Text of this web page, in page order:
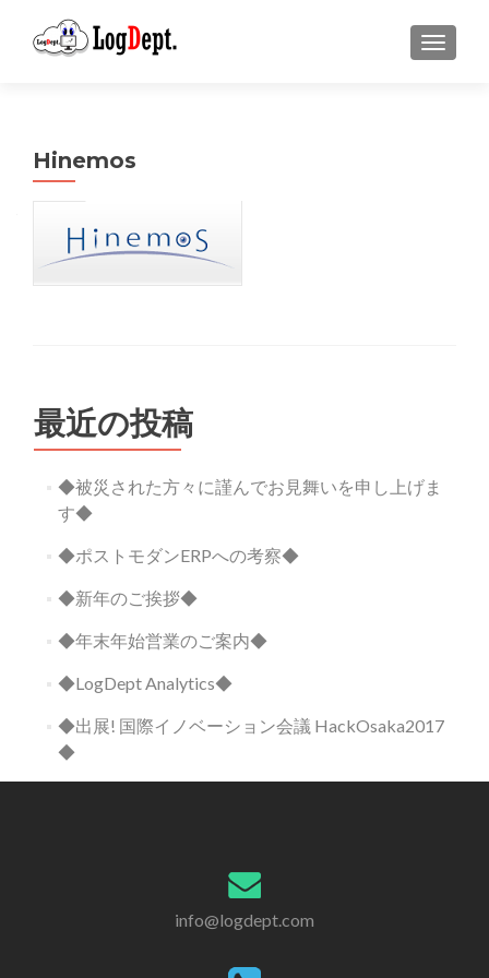
ナビゲ
Hinemos
最近の投稿
◆被災された方々に謹んでお見舞いを申し上げま
す◆
◆ポストモダンERPへの考察◆
◆新年のご挨拶◆
◆年末年始営業のご案内◆
◆LogDept Analytics◆
◆出展! 国際イノベーション会議 HackOsaka2017
◆
info@logdept.com